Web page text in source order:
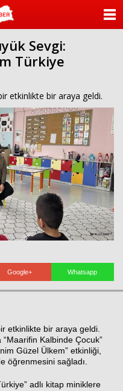
Sevgi:
Türkiye
etkinlikte bir araya geldi.
Google+ Whatsapp
etkinlikte bir araya geldi.
“Maarifin Kalbinde Çocuk”
Güzel Ülkem” etkinliği,
öğrenmesini sağladı.
adlı kitap miniklere
KATEGORİLER
ANKETLER
FOTO GALERİ
VİDEO GALERİ
KÜNYE
İLETİŞİM